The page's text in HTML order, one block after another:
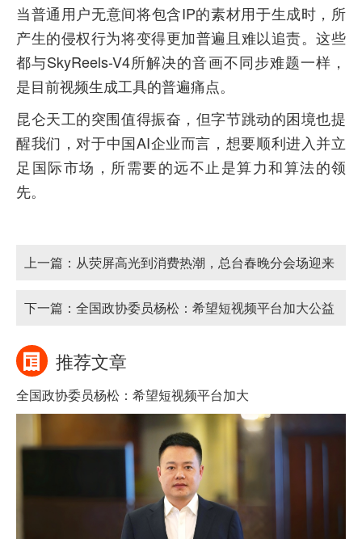
当普通用户无意间将包含IP的素材用于生成时，所
产生的侵权行为将变得更加普遍且难以追责。这些
都与SkyReels-V4所解决的音画不同步难题一样，
是目前视频生成工具的普遍痛点。
昆仑天工的突围值得振奋，但字节跳动的困境也提
醒我们，对于中国AI企业而言，想要顺利进入并立
足国际市场，所需要的远不止是算力和算法的领
先。
上一篇： 从荧屏高光到消费热潮，总台春晚分会场迎来
文旅“开门红”
下一篇： 全国政协委员杨松：希望短视频平台加大公益
广告流量扶持
推荐文章
全国政协委员杨松：希望短视频平台加大